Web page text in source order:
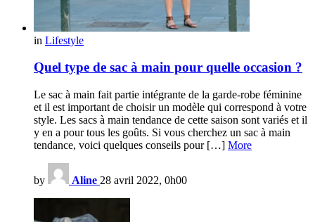
in Lifestyle
Quel type de sac à main pour quelle occasion ?
Le sac à main fait partie intégrante de la garde-robe féminine
et il est important de choisir un modèle qui correspond à votre
style. Les sacs à main tendance de cette saison sont variés et il
y en a pour tous les goûts. Si vous cherchez un sac à main
tendance, voici quelques conseils pour […] More
by Aline 28 avril 2022, 0h00